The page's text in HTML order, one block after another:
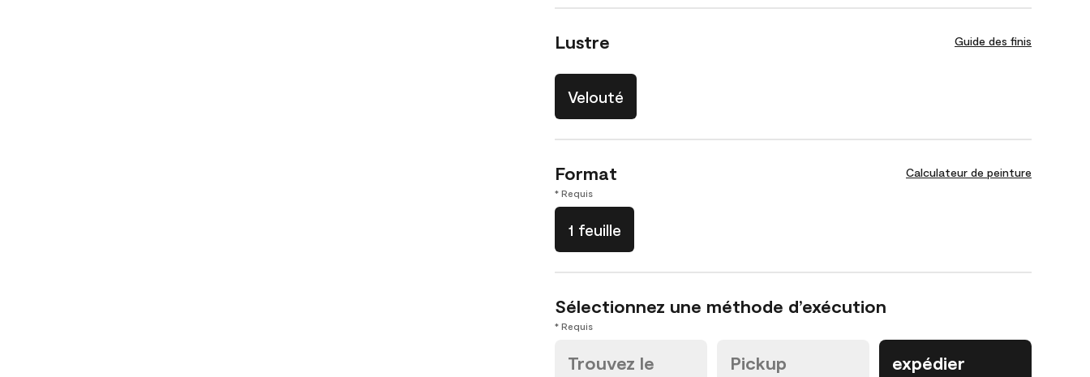
Lustre Guide des finis
Velouté
Format Calculateur de peinture
* Requis
1 feuille
Sélectionnez une méthode d’exécution
* Requis
Trouvez le
Pickup expédier